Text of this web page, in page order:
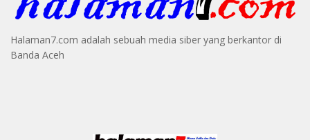
Halaman7.com adalah sebuah media siber yang berkantor di
Banda Aceh